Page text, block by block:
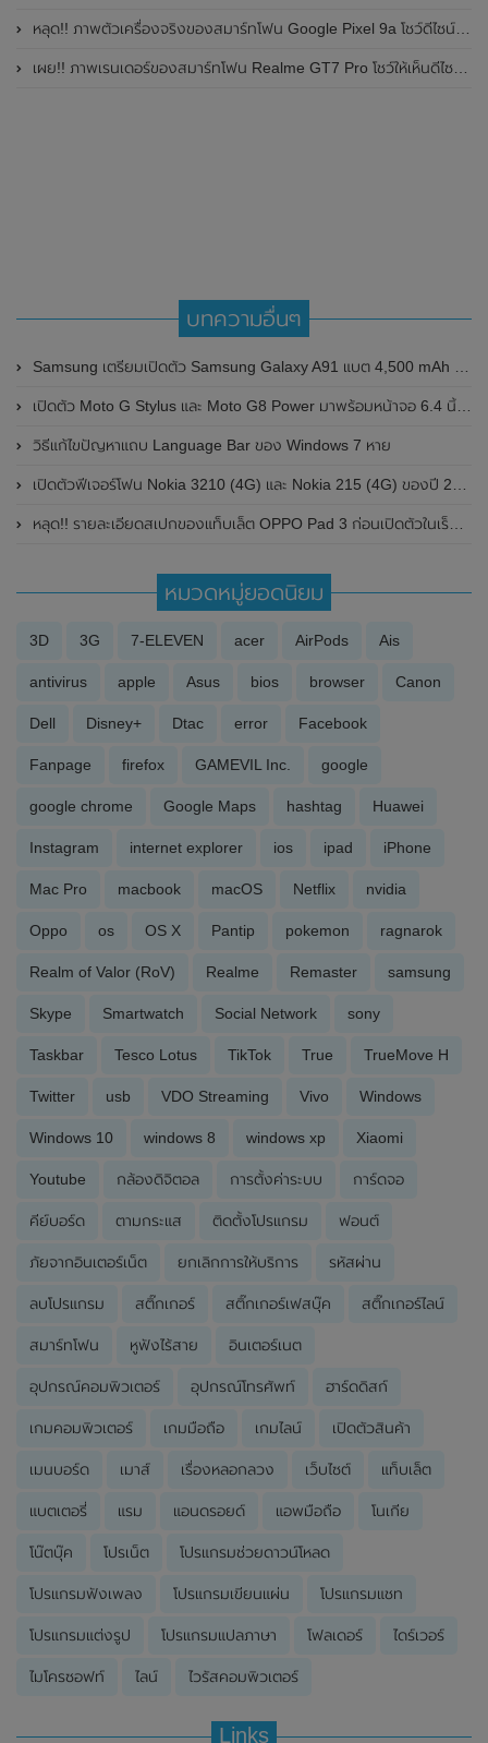
หลุด!! ภาพตัวเครื่องจริงของสมาร์ทโฟน Google Pixel 9a โชว์ดีไซน์ใหม่ กล้องหลังแบนราบ ไม่มีกรอบของกล้องแล้ว
เผย!! ภาพเรนเดอร์ของสมาร์ทโฟน Realme GT7 Pro โชว์ให้เห็นดีไซน์ใหม่ พร้อมเผยรายละเอียดสเปกที่สำคัญบางส่วน
บทความอื่นๆ
Samsung เตรียมเปิดตัว Samsung Galaxy A91 แบต 4,500 mAh รองรับชาร์จเร็ว 45W
เปิดตัว Moto G Stylus และ Moto G8 Power มาพร้อมหน้าจอ 6.4 นิ้ว , ชิปเซ็ต Snapdragon 665
วิธีแก้ไขปัญหาแถบ Language Bar ของ Windows 7 หาย
เปิดตัวฟีเจอร์โฟน Nokia 3210 (4G) และ Nokia 215 (4G) ของปี 2024 อย่างเป็นทางการแล้วในประเทศไทย
หลุด!! รายละเอียดสเปกของแท็บเล็ต OPPO Pad 3 ก่อนเปิดตัวในเร็วๆนี้ มาพร้อมหน้าจอแสดงผล 3K , ชิปเซ็ต Snapdragon 8 Gen 3 และแบตเตอรี่ขนาดใหญ่ 9510mAh
หมวดหมู่ยอดนิยม
3D 3G 7-ELEVEN acer AirPods Ais
antivirus apple Asus bios browser Canon
Dell Disney+ Dtac error Facebook
Fanpage firefox GAMEVIL Inc. google
google chrome Google Maps hashtag Huawei
Instagram internet explorer ios ipad iPhone
Mac Pro macbook macOS Netflix nvidia
Oppo os OS X Pantip pokemon ragnarok
Realm of Valor (RoV) Realme Remaster samsung
Skype Smartwatch Social Network sony
Taskbar Tesco Lotus TikTok True TrueMove H
Twitter usb VDO Streaming Vivo Windows
Windows 10 windows 8 windows xp Xiaomi
Youtube กล้องดิจิตอล การตั้งค่าระบบ การ์ดจอ
คีย์บอร์ด ตามกระแส ติดตั้งโปรแกรม ฟอนต์
ภัยจากอินเตอร์เน็ต ยกเลิกการให้บริการ รหัสผ่าน
ลบโปรแกรม สติ๊กเกอร์ สติ๊กเกอร์เฟสบุ๊ค สติ๊กเกอร์ไลน์
สมาร์ทโฟน หูฟังไร้สาย อินเตอร์เนต
อุปกรณ์คอมพิวเตอร์ อุปกรณ์โทรศัพท์ ฮาร์ดดิสก์
เกมคอมพิวเตอร์ เกมมือถือ เกมไลน์ เปิดตัวสินค้า
เมนบอร์ด เมาส์ เรื่องหลอกลวง เว็บไซต์ แท็บเล็ต
แบตเตอรี่ แรม แอนดรอยด์ แอพมือถือ โนเกีย
โน๊ตบุ๊ค โปรเน็ต โปรแกรมช่วยดาวน์โหลด
โปรแกรมฟังเพลง โปรแกรมเขียนแผ่น โปรแกรมแชท
โปรแกรมแต่งรูป โปรแกรมแปลภาษา โฟลเดอร์ ไดร์เวอร์
ไมโครซอฟท์ ไลน์ ไวรัสคอมพิวเตอร์
Links